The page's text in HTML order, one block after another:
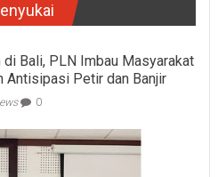
Bali, PLN Imbau Masyarakat
Antisipasi Petir dan Banjir
0